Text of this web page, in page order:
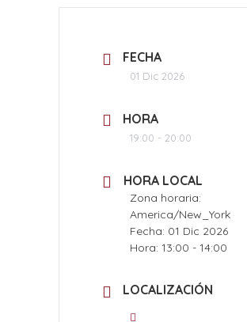
FECHA
01 Dic 2026
HORA
19:00 - 20:00
HORA LOCAL
Zona horaria:
America/New_York
Fecha: 01 Dic 2026
Hora: 13:00 - 14:00
LOCALIZACIÓN